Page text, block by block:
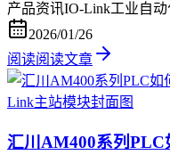
产品资讯IO-Link工业自动
2026/01/26
阅读阅读文章
汇川AM400系列PLC